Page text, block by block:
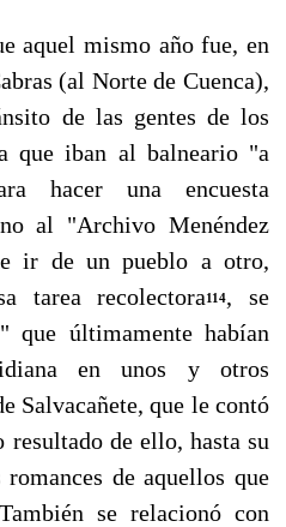
mismo año fue, en
(al Norte de Cuenca),
de las gentes de los
que iban al balneario "a
hacer una encuesta
al "Archivo Me­néndez
ir de un pueblo a otro,
tarea recolectora114, se
que últimamente habían
en unos y otros
Salvacañete, que le contó
resultado de ello, hasta su
de aquellos que
se relacionó con